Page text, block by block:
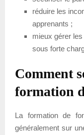
réduire les
apprenants ;
mieux gérer
sous forte
Comment
formation
La formation de
généralement sur